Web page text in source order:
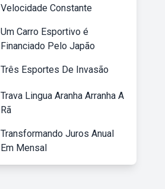
Velocidade Constante
Um Carro Esportivo é
Financiado Pelo Japão
Três Esportes De Invasão
Trava Lingua Aranha Arranha A
Rã
Transformando Juros Anual
Em Mensal